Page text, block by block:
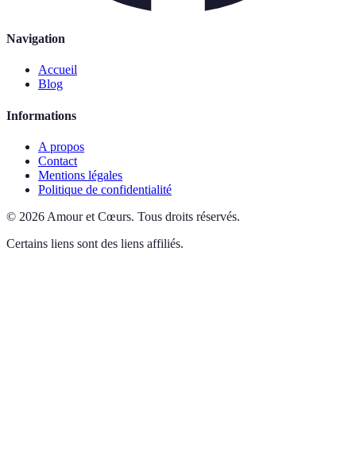
Navigation
Accueil
Blog
Informations
A propos
Contact
Mentions légales
Politique de confidentialité
© 2026 Amour et Cœurs. Tous droits réservés.
Certains liens sont des liens affiliés.